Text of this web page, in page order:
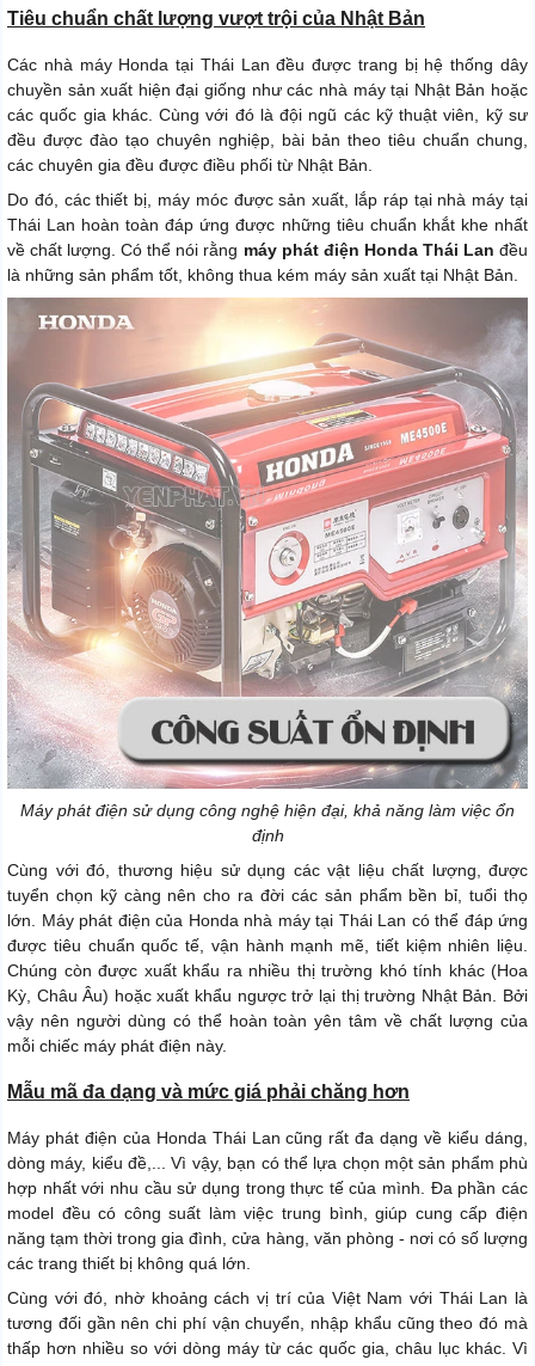
Tiêu chuẩn chất lượng vượt trội của Nhật Bản
Các nhà máy Honda tại Thái Lan đều được trang bị hệ thống dây
chuyền sản xuất hiện đại giống như các nhà máy tại Nhật Bản hoặc
các quốc gia khác. Cùng với đó là đội ngũ các kỹ thuật viên, kỹ sư
đều được đào tạo chuyên nghiệp, bài bản theo tiêu chuẩn chung,
các chuyên gia đều được điều phối từ Nhật Bản.
Do đó, các thiết bị, máy móc được sản xuất, lắp ráp tại nhà máy tại
Thái Lan hoàn toàn đáp ứng được những tiêu chuẩn khắt khe nhất
về chất lượng. Có thể nói rằng máy phát điện Honda Thái Lan đều
là những sản phẩm tốt, không thua kém máy sản xuất tại Nhật Bản.
Máy phát điện sử dụng công nghệ hiện đại, khả năng làm việc ổn
định
Cùng với đó, thương hiệu sử dụng các vật liệu chất lượng, được
tuyển chọn kỹ càng nên cho ra đời các sản phẩm bền bỉ, tuổi thọ
lớn. Máy phát điện của Honda nhà máy tại Thái Lan có thể đáp ứng
được tiêu chuẩn quốc tế, vận hành mạnh mẽ, tiết kiệm nhiên liệu.
Chúng còn được xuất khẩu ra nhiều thị trường khó tính khác (Hoa
Kỳ, Châu Âu) hoặc xuất khẩu ngược trở lại thị trường Nhật Bản. Bởi
vậy nên người dùng có thể hoàn toàn yên tâm về chất lượng của
mỗi chiếc máy phát điện này.
Mẫu mã đa dạng và mức giá phải chăng hơn
Máy phát điện của Honda Thái Lan cũng rất đa dạng về kiểu dáng,
dòng máy, kiểu đề,... Vì vậy, bạn có thể lựa chọn một sản phẩm phù
hợp nhất với nhu cầu sử dụng trong thực tế của mình. Đa phần các
model đều có công suất làm việc trung bình, giúp cung cấp điện
năng tạm thời trong gia đình, cửa hàng, văn phòng - nơi có số lượng
các trang thiết bị không quá lớn.
Cùng với đó, nhờ khoảng cách vị trí của Việt Nam với Thái Lan là
tương đối gần nên chi phí vận chuyển, nhập khẩu cũng theo đó mà
thấp hơn nhiều so với dòng máy từ các quốc gia, châu lục khác. Vì